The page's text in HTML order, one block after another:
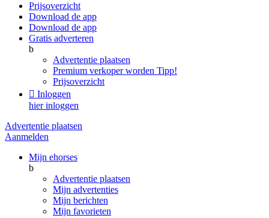
Prijsoverzicht
Download de app
Download de app
Gratis adverteren
b
Advertentie plaatsen
Premium verkoper worden Tipp!
Prijsoverzicht
 Inloggen
hier inloggen
Advertentie plaatsen
Aanmelden
Mijn ehorses
b
Advertentie plaatsen
Mijn advertenties
Mijn berichten
Mijn favorieten